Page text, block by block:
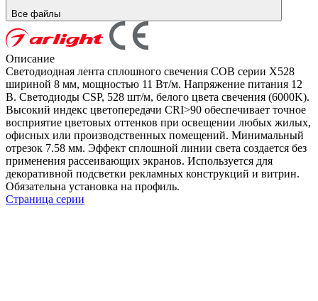
Все файлы
Описание
Светодиодная лента сплошного свечения COB серии X528
шириной 8 мм, мощностью 11 Вт/м. Напряжение питания 12
В. Светодиоды CSP, 528 шт/м, белого цвета свечения (6000K).
Высокий индекс цветопередачи CRI>90 обеспечивает точное
восприятие цветовых оттенков при освещении любых жилых,
офисных или производственных помещений. Минимальный
отрезок 7.58 мм. Эффект сплошной линии света создается без
применения рассеивающих экранов. Используется для
декоративной подсветки рекламных конструкций и витрин.
Обязательна установка на профиль.
Страница серии